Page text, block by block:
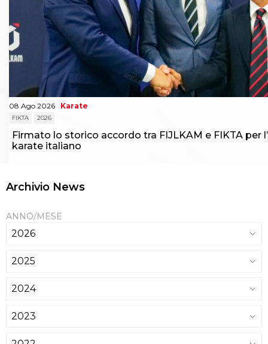
08 Ago 2026 Karate
FIKTA 2026
Firmato lo storico accordo tra FIJLKAM e FIKTA per
karate italiano
Archivio News
ANNO/MESE
2026
2025
2024
2023